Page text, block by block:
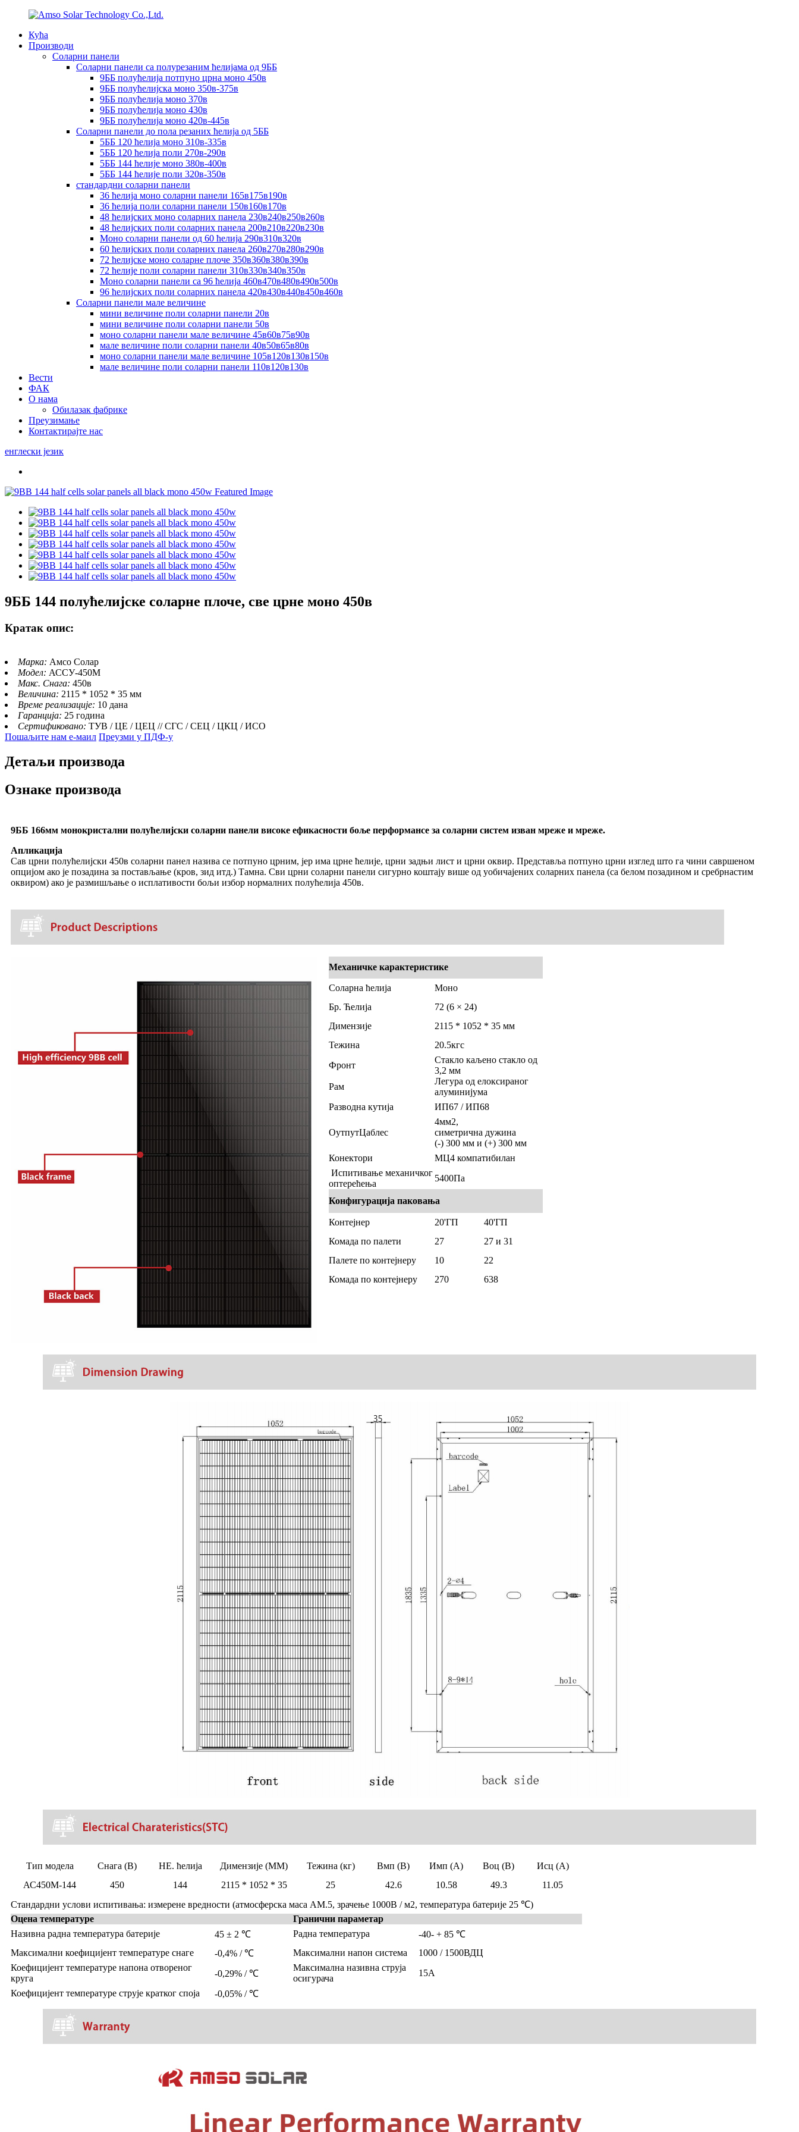
Кућа
Производи
Соларни панели
Соларни панели са полурезаним ћелијама од 9ББ
9ББ полућелија потпуно црна моно 450в
9ББ полућелијска моно 350в-375в
9ББ полућелија моно 370в
9ББ полућелија моно 430в
9ББ полућелија моно 420в-445в
Соларни панели до пола резаних ћелија од 5ББ
5ББ 120 ћелија моно 310в-335в
5ББ 120 ћелија поли 270в-290в
5ББ 144 ћелије моно 380в-400в
5ББ 144 ћелије поли 320в-350в
стандардни соларни панели
36 ћелија моно соларни панели 165в175в190в
36 ћелија поли соларни панели 150в160в170в
48 ћелијских моно соларних панела 230в240в250в260в
48 ћелијских поли соларних панела 200в210в220в230в
Моно соларни панели од 60 ћелија 290в310в320в
60 ћелијских поли соларних панела 260в270в280в290в
72 ћелијске моно соларне плоче 350в360в380в390в
72 ћелије поли соларни панели 310в330в340в350в
Моно соларни панели са 96 ћелија 460в470в480в490в500в
96 ћелијских поли соларних панела 420в430в440в450в460в
Соларни панели мале величине
мини величине поли соларни панели 20в
мини величине поли соларни панели 50в
моно соларни панели мале величине 45в60в75в90в
мале величине поли соларни панели 40в50в65в80в
моно соларни панели мале величине 105в120в130в150в
мале величине поли соларни панели 110в120в130в
Вести
ФАК
О нама
Обилазак фабрике
Преузимање
Контактирајте нас
енглески језик
9ББ 144 полућелијске соларне плоче, све црне моно 450в
Кратак опис:
Марка: Амсо Солар
Модел: АССУ-450М
Макс. Снага: 450в
Величина: 2115 * 1052 * 35 мм
Време реализације: 10 дана
Гаранција: 25 година
Сертификовано: ТУВ / ЦЕ / ЦЕЦ // СГС / СЕЦ / ЦКЦ / ИСО
Пошаљите нам е-маил Преузми у ПДФ-у
Детаљи производа
Ознаке производа
9ББ 166мм монокристални полућелијски соларни панели високе ефикасности боље перформансе за соларни систем изван мреже и мреже.
Апликација
Сав црни полућелијски 450в соларни панел назива се потпуно црним, јер има црне ћелије, црни задњи лист и црни оквир. Представља потпуно црни изглед што га чини савршеном
опцијом ако је позадина за постављање (кров, зид итд.) Тамна. Сви црни соларни панели сигурно коштају више од уобичајених соларних панела (са белом позадином и сребрнастим
оквиром) ако је размишљање о исплативости бољи избор нормалних полућелија 450в.
Механичке карактеристике
Соларна ћелија
Моно
Бр. Ћелија
72 (6 × 24)
Димензије
2115 * 1052 * 35 мм
Тежина
20.5кгс
Фронт
Стакло каљено стакло од
3,2 мм
Рам
Легура од елоксираног
алуминијума
Разводна кутија
ИП67 / ИП68
ОутпутЦаблес
4мм2,
симетрична дужина
(-) 300 мм и (+) 300 мм
Конектори
МЦ4 компатибилан
Испитивање механичког
оптерећења
5400Па
Конфигурација паковања
Контејнер 20'ГП
40'ГП
Комада по палети
27
27 и 31
Палете по контејнеру
10
22
Комада по контејнеру
270 638
Тип модела Снага (В) НЕ. ћелија Димензије (ММ) Тежина (кг) Вмп (В) Имп (А) Воц (В)
Исц (А)
АС450М-144
450 144 2115 * 1052 * 35 25 42.6 10.58 49.3
11.05
Стандардни услови испитивања: измерене вредности (атмосферска маса АМ.5, зрачење 1000В / м2, температура батерије 25 ℃)
Оцена температуре
Гранични параметар
Називна радна температура батерије
45 ± 2 ℃ Радна температура
-40- + 85 ℃
Максимални коефицијент температуре снаге
-0,4% / ℃ Максимални напон система
1000 / 1500ВДЦ
Коефицијент температуре напона отвореног
круга
-0,29% / ℃
Максимална називна струја
осигурача
15А
Коефицијент температуре струје кратког споја
-0,05% / ℃